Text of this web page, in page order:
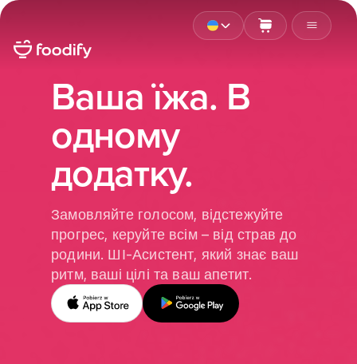
Ваша їжа. В
одному
додатку.
Замовляйте голосом, відстежуйте
прогрес, керуйте всім – від страв до
родини. ШІ-Асистент, який знає ваш
ритм, ваші цілі та ваш апетит.